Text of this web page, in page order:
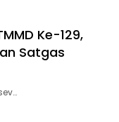
Ke-129,
Satgas